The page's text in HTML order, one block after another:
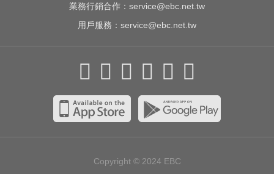
業務行銷合作： service@ebc.net.tw
用戶服務： service@ebc.net.tw
Copyright © 2024 EBC